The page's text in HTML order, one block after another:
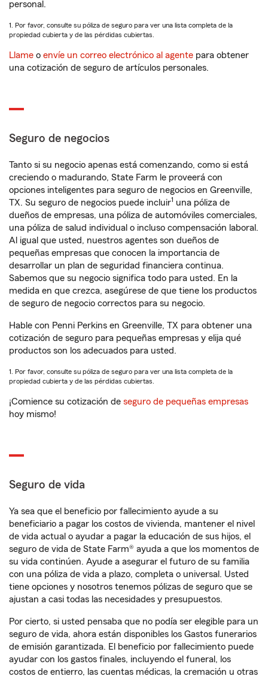
personal.
1. Por favor, consulte su póliza de seguro para ver una lista completa de la
propiedad cubierta y de las pérdidas cubiertas.
Llame o envíe un correo electrónico al agente para obtener
una cotización de seguro de artículos personales.
Seguro de negocios
Tanto si su negocio apenas está comenzando, como si está
creciendo o madurando, State Farm le proveerá con
opciones inteligentes para seguro de negocios en Greenville,
TX. Su seguro de negocios puede incluir1 una póliza de
dueños de empresas, una póliza de automóviles comerciales,
una póliza de salud individual o incluso compensación laboral.
Al igual que usted, nuestros agentes son dueños de
pequeñas empresas que conocen la importancia de
desarrollar un plan de seguridad financiera continua.
Sabemos que su negocio significa todo para usted. En la
medida en que crezca, asegúrese de que tiene los productos
de seguro de negocio correctos para su negocio.
Hable con Penni Perkins en Greenville, TX para obtener una
cotización de seguro para pequeñas empresas y elija qué
productos son los adecuados para usted.
1. Por favor, consulte su póliza de seguro para ver una lista completa de la
propiedad cubierta y de las pérdidas cubiertas.
¡Comience su cotización de seguro de pequeñas empresas
hoy mismo!
Seguro de vida
Ya sea que el beneficio por fallecimiento ayude a su
beneficiario a pagar los costos de vivienda, mantener el nivel
de vida actual o ayudar a pagar la educación de sus hijos, el
seguro de vida de State Farm® ayuda a que los momentos de
su vida continúen. Ayude a asegurar el futuro de su familia
con una póliza de vida a plazo, completa o universal. Usted
tiene opciones y nosotros tenemos pólizas de seguro que se
ajustan a casi todas las necesidades y presupuestos.
Por cierto, si usted pensaba que no podía ser elegible para un
seguro de vida, ahora están disponibles los Gastos funerarios
de emisión garantizada. El beneficio por fallecimiento puede
ayudar con los gastos finales, incluyendo el funeral, los
costos de entierro, las cuentas médicas, la cremación u otras